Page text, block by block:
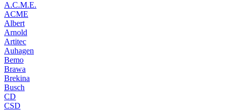
A.C.M.E.
ACME
Albert
Arnold
Artitec
Auhagen
Bemo
Brawa
Brekina
Busch
CD
CSD